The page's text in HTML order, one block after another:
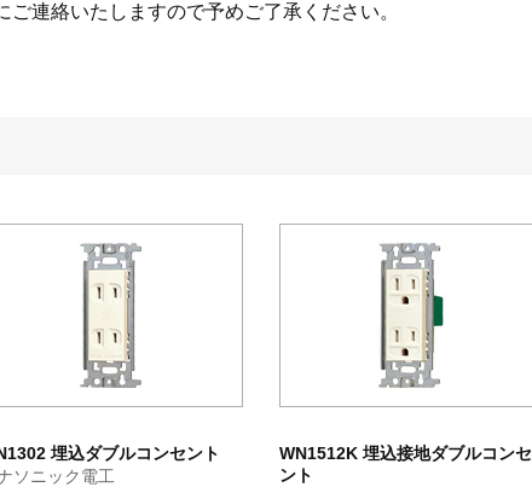
ご連絡いたしますので予めご了承ください。
埋込ダブルコンセント
ソニック電工
WN1512K 埋込接地ダブルコンセ
ント